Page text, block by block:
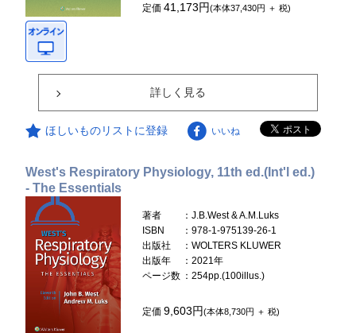
定価41,173円(本体37,430円 ＋ 税)
詳しく見る
ほしいものリストに登録 いいね
West's Respiratory Physiology, 11th ed.(Int'l ed.)
- The Essentials
著者
：J.B.West & A.M.Luks
ISBN
：978-1-975139-26-1
出版社
：WOLTERS KLUWER
出版年
：2021年
ページ数 ：254pp.(100illus.)
定価9,603円(本体8,730円 ＋ 税)